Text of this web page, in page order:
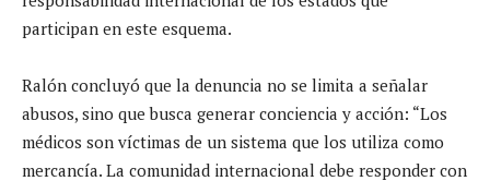
participan en este esquema.
Ralón concluyó que la denuncia no se limita a señalar
abusos, sino que busca generar conciencia y acción: “Los
médicos son víctimas de un sistema que los utiliza como
mercancía. La comunidad internacional debe responder con